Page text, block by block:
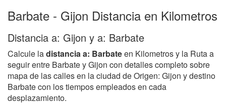
Barbate - Gijon Distancia en Kilometros
Distancia a: Gijon y a: Barbate
Calcule ladistancia a: Barbateen Kilometros y la Ruta a
seguir entre Barbate y Gijon con detalles completo sobre
mapa de las calles en la ciudad de Origen: Gijon y destino
Barbate con los tiempos empleados en cada
desplazamiento.